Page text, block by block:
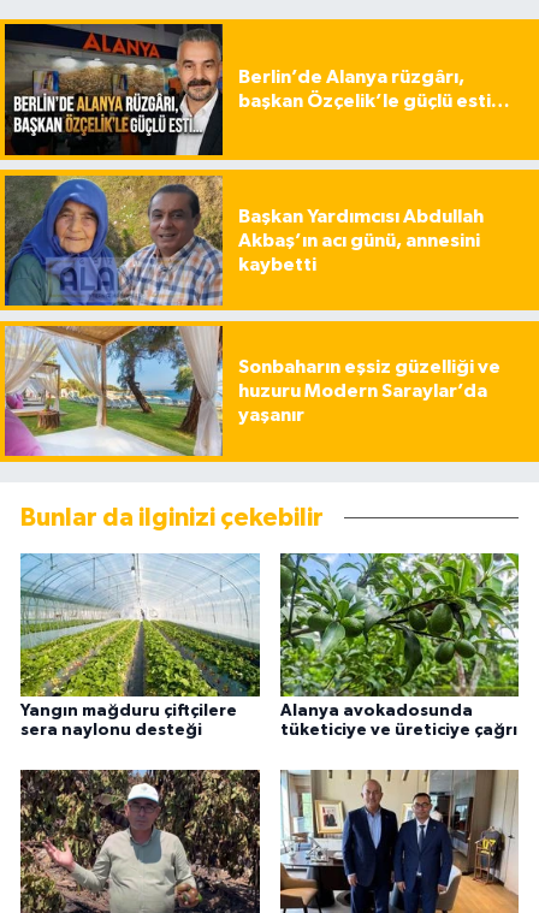
Berlin’de Alanya rüzgârı,
başkan Özçelik’le güçlü esti…
Başkan Yardımcısı Abdullah
Akbaş’ın acı günü, annesini
kaybetti
Sonbaharın eşsiz güzelliği ve
huzuru Modern Saraylar’da
yaşanır
Bunlar da ilginizi çekebilir
Yangın mağduru çiftçilere
sera naylonu desteği
Alanya avokadosunda
tüketiciye ve üreticiye çağrı